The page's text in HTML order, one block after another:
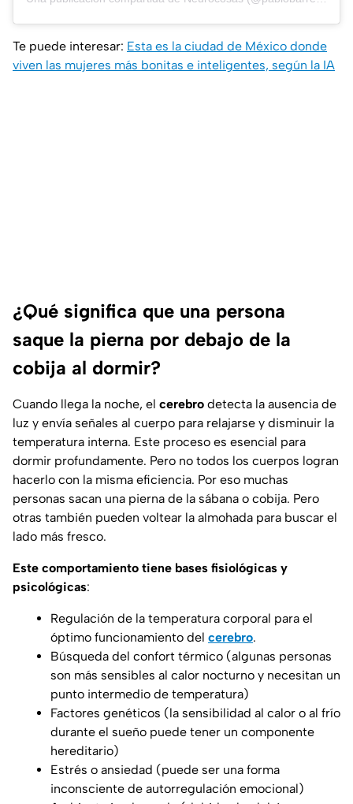
Te puede interesar: Esta es la ciudad de México donde
viven las mujeres más bonitas e inteligentes, según la IA
¿Qué significa que una persona
saque la pierna por debajo de la
cobija al dormir?
Cuando llega la noche, el cerebro detecta la ausencia de
luz y envía señales al cuerpo para relajarse y disminuir la
temperatura interna. Este proceso es esencial para
dormir profundamente. Pero no todos los cuerpos logran
hacerlo con la misma eficiencia. Por eso muchas
personas sacan una pierna de la sábana o cobija. Pero
otras también pueden voltear la almohada para buscar el
lado más fresco.
Este comportamiento tiene bases fisiológicas y
psicológicas:
Regulación de la temperatura corporal para el
óptimo funcionamiento del cerebro.
Búsqueda del confort térmico (algunas personas
son más sensibles al calor nocturno y necesitan un
punto intermedio de temperatura)
Factores genéticos (la sensibilidad al calor o al frío
durante el sueño puede tener un componente
hereditario)
Estrés o ansiedad (puede ser una forma
inconsciente de autorregulación emocional)